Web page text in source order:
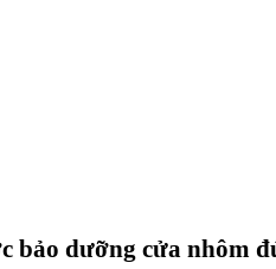
bảo dưỡng cửa nhôm